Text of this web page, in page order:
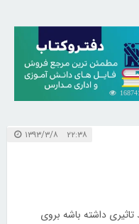
۲۲:۳۸ ۱۳۹۳/۳/۸
داشته باشه بروی